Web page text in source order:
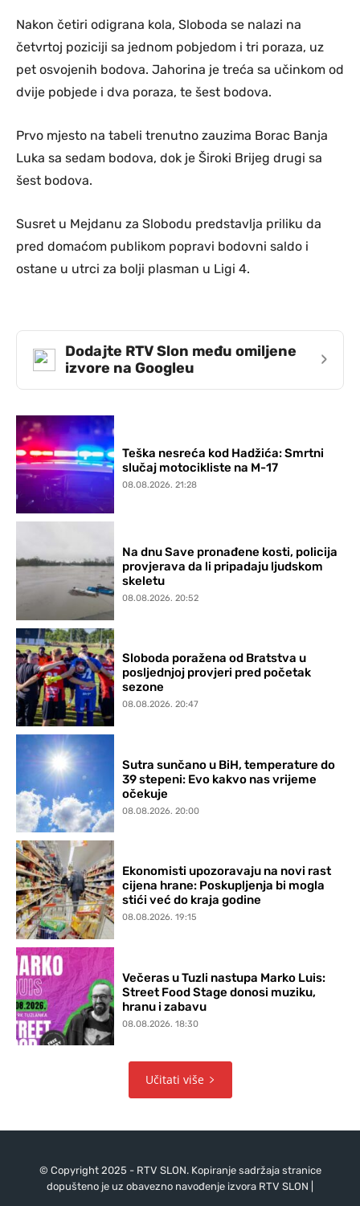
Nakon četiri odigrana kola, Sloboda se nalazi na
četvrtoj poziciji sa jednom pobjedom i tri poraza, uz
pet osvojenih bodova. Jahorina je treća sa učinkom od
dvije pobjede i dva poraza, te šest bodova.
Prvo mjesto na tabeli trenutno zauzima Borac Banja
Luka sa sedam bodova, dok je Široki Brijeg drugi sa
šest bodova.
Susret u Mejdanu za Slobodu predstavlja priliku da
pred domaćom publikom popravi bodovni saldo i
ostane u utrci za bolji plasman u Ligi 4.
Dodajte RTV Slon među omiljene
izvore na Googleu
›
Teška nesreća kod Hadžića: Smrtni
slučaj motocikliste na M-17
08.08.2026. 21:28
Na dnu Save pronađene kosti, policija
provjerava da li pripadaju ljudskom
skeletu
08.08.2026. 20:52
Sloboda poražena od Bratstva u
posljednjoj provjeri pred početak
sezone
08.08.2026. 20:47
Sutra sunčano u BiH, temperature do
39 stepeni: Evo kakvo nas vrijeme
očekuje
08.08.2026. 20:00
Ekonomisti upozoravaju na novi rast
cijena hrane: Poskupljenja bi mogla
stići već do kraja godine
08.08.2026. 19:15
Večeras u Tuzli nastupa Marko Luis:
Street Food Stage donosi muziku,
hranu i zabavu
08.08.2026. 18:30
Učitati više
© Copyright 2025 - RTV SLON. Kopiranje sadržaja stranice
dopušteno je uz obavezno navođenje izvora RTV SLON |